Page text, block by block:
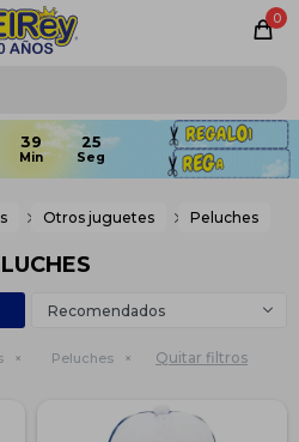
0
39 24
Otros juguetes Peluches
Recomendados
Peluches Quitar filtros